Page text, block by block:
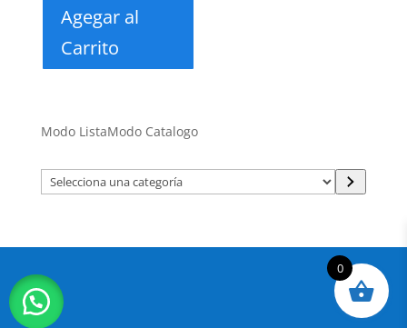
Agegar al
Carrito
Modo ListaModo Catalogo
Selecciona
una
0